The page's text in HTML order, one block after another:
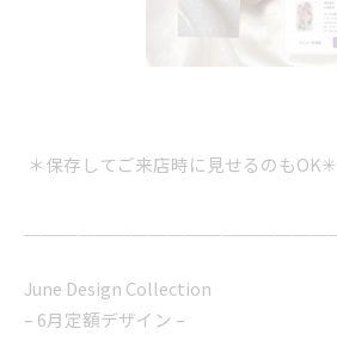
︎ ︎＊保存してご来店時に見せるのもOK✳︎
June Design Collection
– 6月定額デザイン –